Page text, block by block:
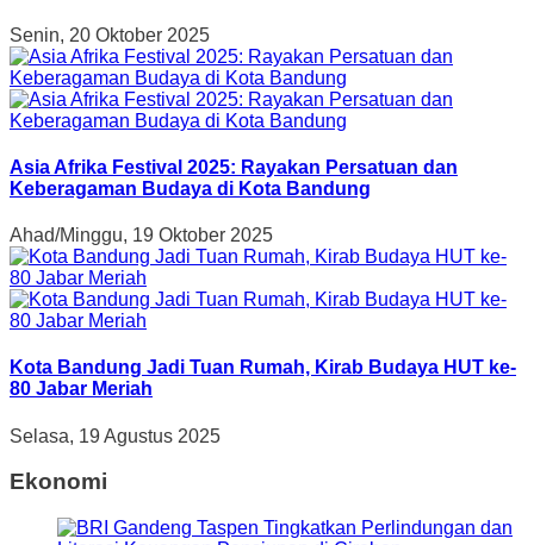
Senin, 20 Oktober 2025
Asia Afrika Festival 2025: Rayakan Persatuan dan
Keberagaman Budaya di Kota Bandung
Ahad/Minggu, 19 Oktober 2025
Kota Bandung Jadi Tuan Rumah, Kirab Budaya HUT ke-
80 Jabar Meriah
Selasa, 19 Agustus 2025
Ekonomi